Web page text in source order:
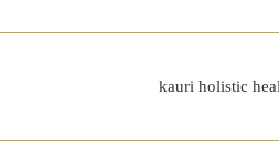
kauri holistic